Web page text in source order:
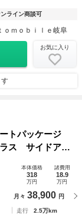
ンライン商談可
ｍｏｂｉｌｅ岐阜
お気に入り
トパッケージ
ス サイドアシ
ー ＣＡＲＰＬ
本体価格
318
万円
諸費用
18.9
万円
月々 38,900 円
走行
2.5万km